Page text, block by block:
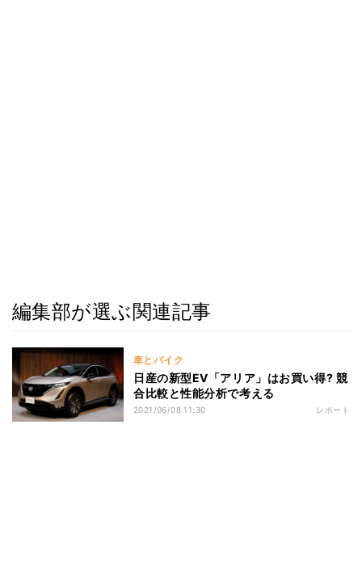
編集部が選ぶ関連記事
車とバイク
日産の新型EV「アリア」はお買い得? 競
合比較と性能分析で考える
2021/06/08 11:30 レポート